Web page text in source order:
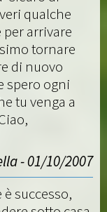
qualche
arrivare
tornare
di nuovo
spero ogni
tu venga a
- 01/10/2007
successo,